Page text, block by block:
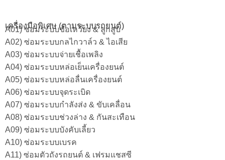
เครื่องมือพิเศษ (ตามระบบรถยนต์)
A01) ซ่อมระบบข้อเหวี่ยง & ลูกสูบ
A02) ซ่อมระบบกลไกวาล์ว & ไอเสีย
A03) ซ่อมระบบจ่ายเชื้อเพลิง
A04) ซ่อมระบบหล่อเย็นเครื่องยนต์
A05) ซ่อมระบบหล่อลื่นเครื่องยนต์
A06) ซ่อมระบบจุดระเบิด
A07) ซ่อมระบบกำลังส่ง & ขับเคลื่อน
A08) ซ่อมระบบช่วงล่าง & กันสะเทือน
A09) ซ่อมระบบบังคับเลี้ยว
A10) ซ่อมระบบเบรค
A11) ซ่อมตัวถังรถยนต์ & เฟรมแชสซี